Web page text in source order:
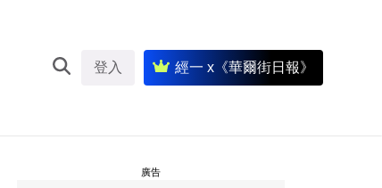
登入 經一 x《華爾街日報》
廣告